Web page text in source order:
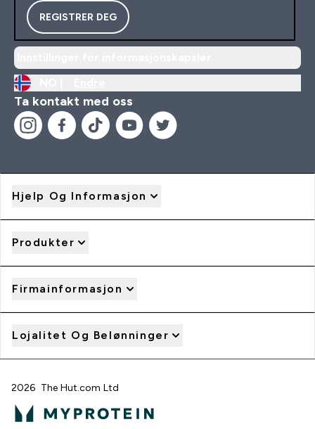
REGISTRER DEG
Ta kontakt med oss
Hjelp Og Informasjon
Produkter
Firmainformasjon
Lojalitet Og Belønninger
2026 The Hut.com Ltd